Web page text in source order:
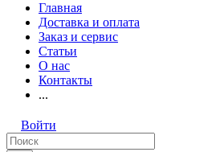
Главная
Доставка и оплата
Заказ и сервис
Статьи
О нас
Контакты
...
Войти